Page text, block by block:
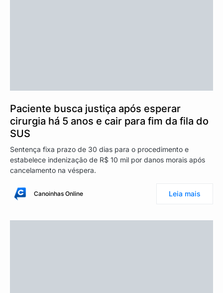
Paciente busca justiça após esperar
cirurgia há 5 anos e cair para fim da fila do
SUS
Sentença fixa prazo de 30 dias para o procedimento e
estabelece indenização de R$ 10 mil por danos morais após
cancelamento na véspera.
Canoinhas Online Leia mais